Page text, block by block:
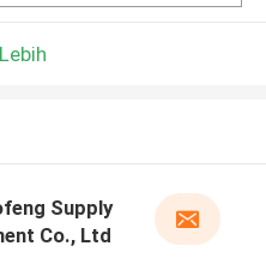
Supply
Co., Ltd